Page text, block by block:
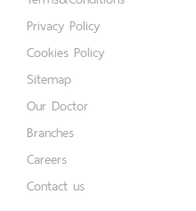
Privacy Policy
Cookies Policy
Sitemap
Our Doctor
Branches
Careers
Contact us